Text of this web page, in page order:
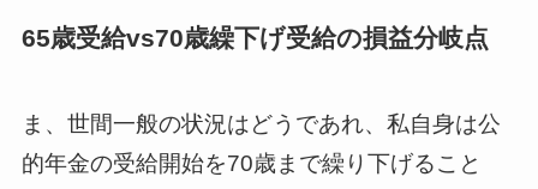
65歳受給vs70歳繰下げ受給の損益分岐点
ま、世間一般の状況はどうであれ、私自身は公
的年金の受給開始を70歳まで繰り下げること